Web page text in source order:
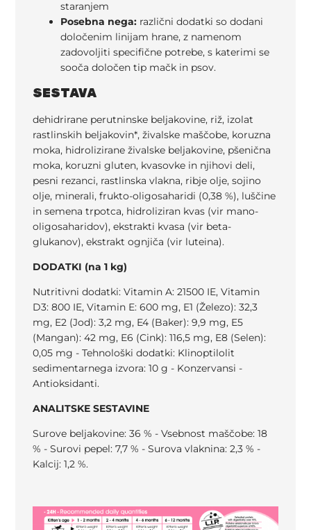
staranjem
Posebna nega: različni dodatki so dodani
določenim linijam hrane, z namenom
zadovoljiti specifične potrebe, s katerimi se
sooča določen tip mačk in psov.
SESTAVA
dehidrirane perutninske beljakovine, riž, izolat
rastlinskih beljakovin*, živalske maščobe, koruzna
moka, hidrolizirane živalske beljakovine, pšenična
moka, koruzni gluten, kvasovke in njihovi deli,
pesni rezanci, rastlinska vlakna, ribje olje, sojino
olje, minerali, frukto-oligosaharidi (0,38 %), luščine
in semena trpotca, hidroliziran kvas (vir mano-
oligosaharidov), ekstrakti kvasa (vir beta-
glukanov), ekstrakt ognjiča (vir luteina).
DODATKI (na 1 kg)
Nutritivni dodatki: Vitamin A: 21500 IE, Vitamin
D3: 800 IE, Vitamin E: 600 mg, E1 (Železo): 32,3
mg, E2 (Jod): 3,2 mg, E4 (Baker): 9,9 mg, E5
(Mangan): 42 mg, E6 (Cink): 116,5 mg, E8 (Selen):
0,05 mg - Tehnološki dodatki: Klinoptilolit
sedimentarnega izvora: 10 g - Konzervansi -
Antioksidanti.
ANALITSKE SESTAVINE
Surove beljakovine: 36 % - Vsebnost maščobe: 18
% - Surovi pepel: 7,7 % - Surova vlaknina: 2,3 % -
Kalcij: 1,2 %.